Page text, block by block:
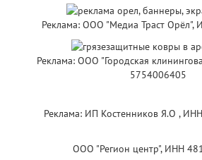
Реклама: ООО "Медиа Траст Орёл",
Реклама: ООО "Городская
5754006405
Реклама: ИП Костенников Я.О ,
ООО "Регион центр", ИНН